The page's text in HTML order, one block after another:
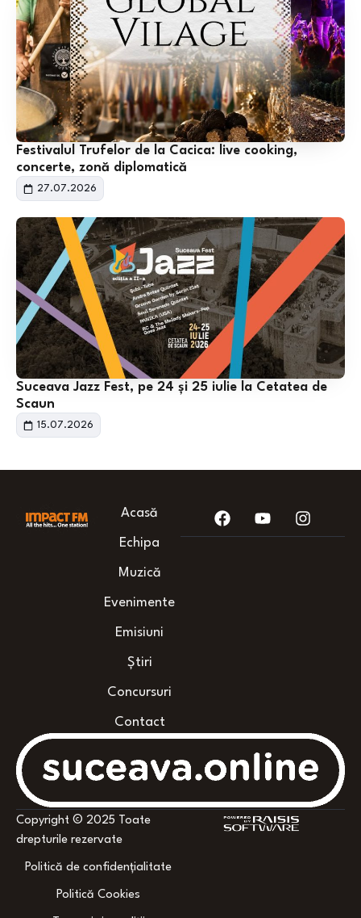
Festivalul Trufelor de la Cacica: live cooking,
concerte, zonă diplomatică
27.07.2026
Suceava Jazz Fest, pe 24 și 25 iulie la Cetatea de
Scaun
15.07.2026
Acasă
Echipa
Muzică
Evenimente
Emisiuni
Știri
Concursuri
Contact
Copyright © 2025 Toate
drepturile rezervate
Politică de confidențialitate
Politică Cookies